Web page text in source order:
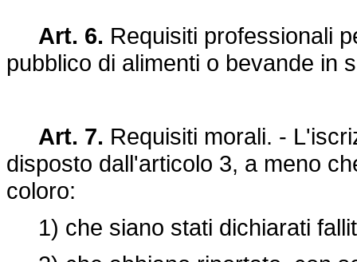
Art. 6. Requisiti professionali
pubblico di alimenti o bevande in
Art. 7. Requisiti morali. -
disposto dall'articolo 3, a meno
coloro:
1) che siano stati dichiarati